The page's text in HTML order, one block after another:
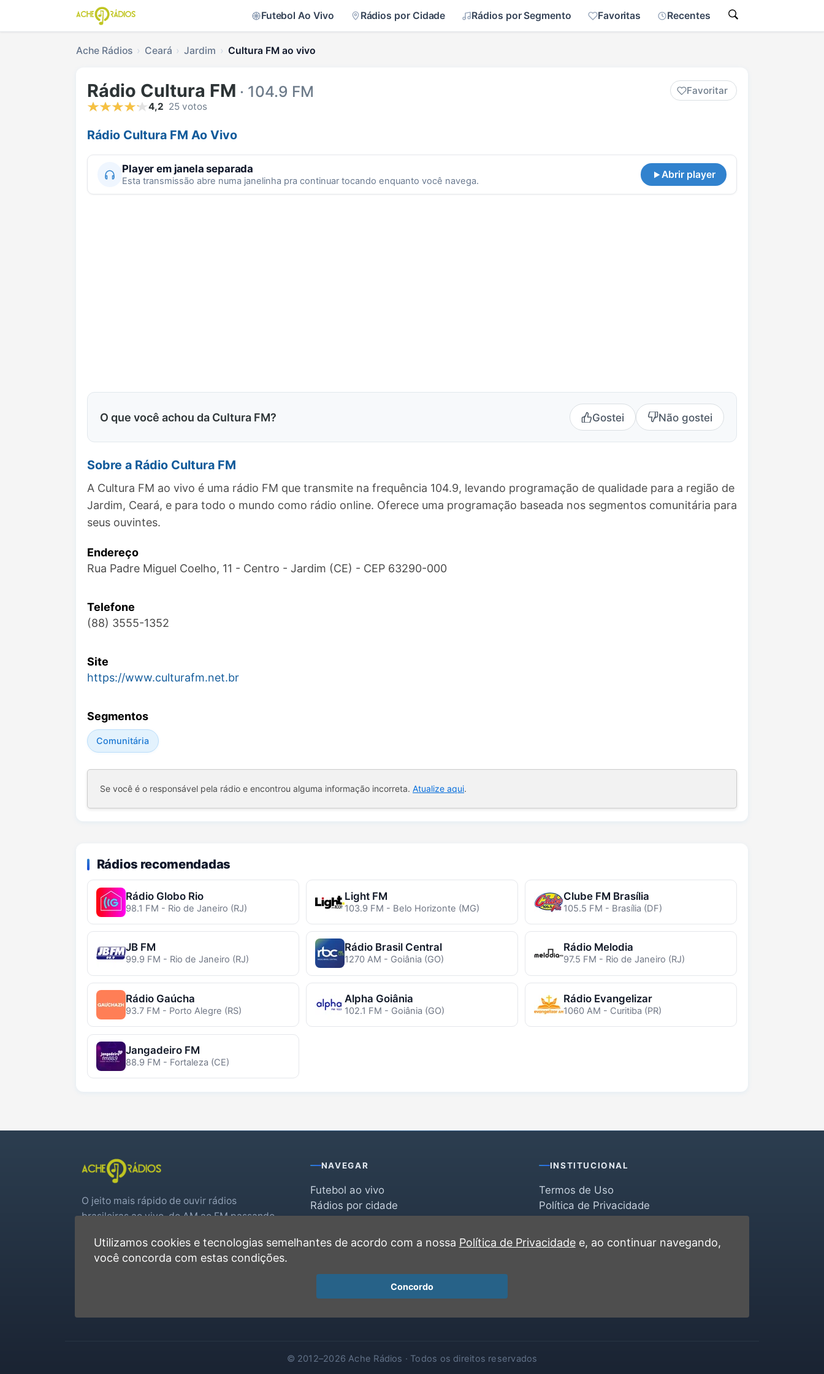
Futebol Ao Vivo Rádios por Cidade Rádios por Segmento Favoritas Recentes
Ache Rádios Ceará Jardim Cultura FM ao vivo
Rádio Cultura FM · 104.9 FM
Favoritar
4,2 25 votos
Rádio Cultura FM Ao Vivo
Player em janela separada
Esta transmissão abre numa janelinha pra continuar tocando enquanto você navega.
Abrir player
O que você achou da Cultura FM? Gostei Não gostei
Sobre a Rádio Cultura FM
A Cultura FM ao vivo é uma rádio FM que transmite na frequência 104.9, levando programação de qualidade para a região de
Jardim, Ceará, e para todo o mundo como rádio online. Oferece uma programação baseada nos segmentos comunitária para
seus ouvintes.
Endereço
Rua Padre Miguel Coelho, 11 - Centro - Jardim (CE) - CEP 63290-000
Telefone
(88) 3555-1352
Site
https://www.culturafm.net.br
Segmentos
Comunitária
Se você é o responsável pela rádio e encontrou alguma informação incorreta. Atualize aqui.
Rádios recomendadas
Rádio Globo Rio
98.1 FM - Rio de Janeiro (RJ)
Light FM
103.9 FM - Belo Horizonte (MG)
Clube FM Brasília
105.5 FM - Brasília (DF)
JB FM
99.9 FM - Rio de Janeiro (RJ)
Rádio Brasil Central
1270 AM - Goiânia (GO)
Rádio Melodia
97.5 FM - Rio de Janeiro (RJ)
Rádio Gaúcha
93.7 FM - Porto Alegre (RS)
Alpha Goiânia
102.1 FM - Goiânia (GO)
Rádio Evangelizar
1060 AM - Curitiba (PR)
Jangadeiro FM
88.9 FM - Fortaleza (CE)
O jeito mais rápido de ouvir rádios
brasileiras ao vivo, do AM ao FM passando
real.
NAVEGAR
Futebol ao vivo
Rádios por cidade
Favoritas
INSTITUCIONAL
Termos de Uso
Política de Privacidade
Contato
© 2012–2026 Ache Rádios · Todos os direitos reservados
Utilizamos cookies e tecnologias semelhantes de acordo com a nossa Política de Privacidadee, ao continuar navegando,
você concorda com estas condições.
Concordo